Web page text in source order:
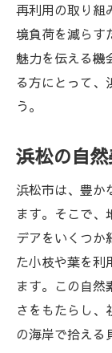
再利用の取り組
境負荷を減らす
魅力を伝える機
る方にとって、
う。
浜松の自
浜松市は、豊か
ます。そこで、
デアをいくつか
た小枝や葉を利
ます。この自然
さをもたらし、
の海岸で拾える